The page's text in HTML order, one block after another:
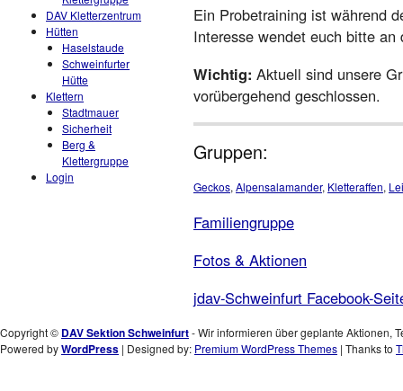
DAV Kletterzentrum
Hütten
Haselstaude
Schweinfurter
Hütte
Klettern
Stadtmauer
Sicherheit
Berg &
Klettergruppe
Login
Ein Probetraining ist während
Interesse wendet euch bitte
Wichtig: Aktuell sind unsere
vorübergehend geschlossen.
Gruppen:
Geckos, Alpensalamander, Kletteraffen,
Familiengruppe
Fotos & Aktionen
jdav-Schweinfurt Facebook-
Copyright © DAV Sektion Schweinfurt- Wir informieren über geplante Aktionen,
Powered byWordPress | Designed by: Premium WordPress Themes | Thanks to